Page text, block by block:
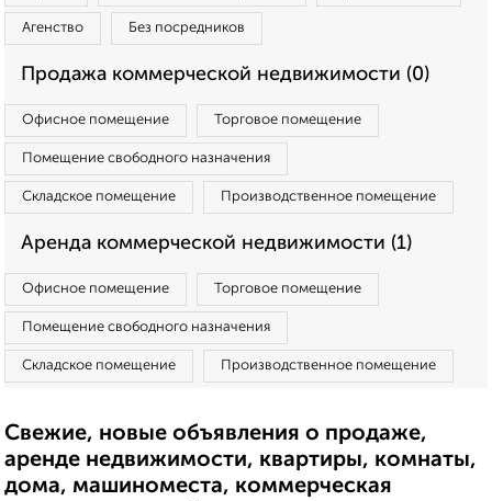
Агенство Без посредников
Продажа коммерческой недвижимости (0)
Офисное помещение Торговое помещение
Помещение свободного назначения
Складское помещение Производственное помещение
Аренда коммерческой недвижимости (1)
Офисное помещение Торговое помещение
Помещение свободного назначения
Складское помещение Производственное помещение
Свежие, новые объявления о продаже,
аренде недвижимости, квартиры, комнаты,
дома, машиноместа, коммерческая